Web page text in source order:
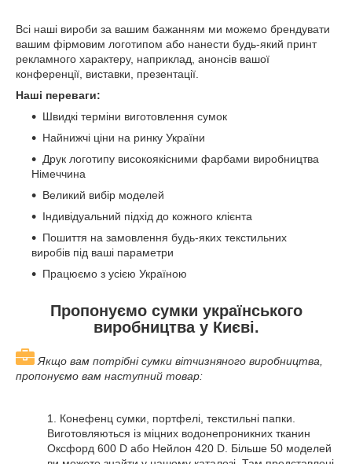
Всі наші вироби за вашим бажанням ми можемо брендувати
вашим фірмовим логотипом або нанести будь-який принт
рекламного характеру, наприклад, анонсів вашої
конференції, виставки, презентації.
Наші переваги:
Швидкі терміни виготовлення сумок
Найнижчі ціни на ринку України
Друк логотипу високоякісними фарбами виробництва
Німеччина
Великий вибір моделей
Індивідуальний підхід до кожного клієнта
Пошиття на замовлення будь-яких текстильних
виробів під ваші параметри
Працюємо з усією Україною
Пропонуємо сумки українського
виробництва у Києві.
Якщо вам потрібні сумки вітчизняного виробництва,
пропонуємо вам наступний товар:
1. Конефенц сумки, портфелі, текстильні папки.
Виготовляються із міцних водонепроникних тканин
Оксфорд 600 D або Нейлон 420 D. Більше 50 моделей